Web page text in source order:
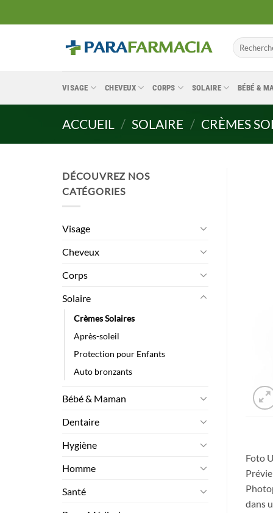
au
Recherche
pour :
VISAGE CHEVEUX CORPS SOLAIRE BÉBÉ &
ACCUEIL / SOLAIRE / CRÈMES
DÉCOUVREZ NOS
CATÉGORIES
Visage
Cheveux
Corps
Solaire
Crèmes Solaires
Après-soleil
Protection pour Enfants
Auto bronzants
Bébé & Maman
Dentaire
Hygiène
Homme
Santé
Foto
dans